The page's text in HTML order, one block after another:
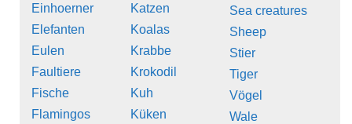
Einhoerner
Elefanten
Eulen
Faultiere
Fische
Flamingos
Katzen
Koalas
Krabbe
Krokodil
Kuh
Küken
Sea creatures
Sheep
Stier
Tiger
Vögel
Wale